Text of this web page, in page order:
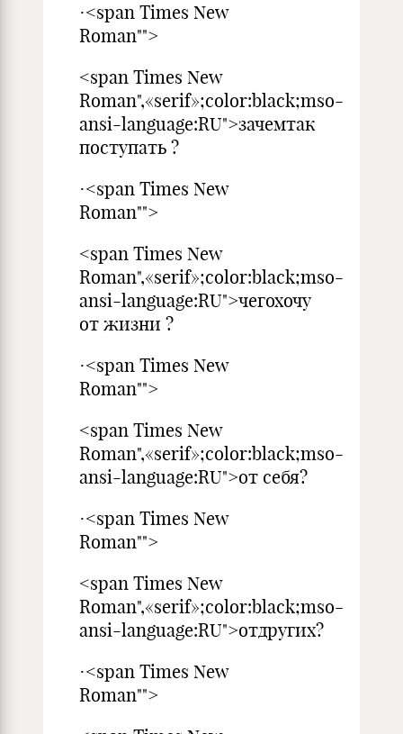
·<span Times New
Roman"">
<span Times New
Roman",«serif»;color:black;mso-
ansi-language:RU">зачемтак
поступать ?
·<span Times New
Roman"">
<span Times New
Roman",«serif»;color:black;mso-
ansi-language:RU">чегохочу
от жизни ?
·<span Times New
Roman"">
<span Times New
Roman",«serif»;color:black;mso-
ansi-language:RU">от себя?
·<span Times New
Roman"">
<span Times New
Roman",«serif»;color:black;mso-
ansi-language:RU">отдругих?
·<span Times New
Roman"">